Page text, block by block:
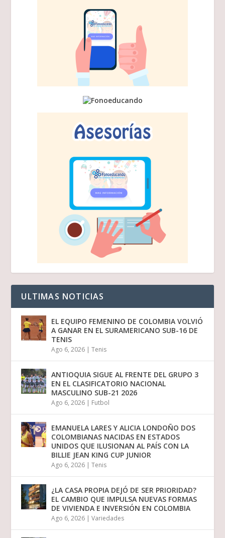
ULTIMAS NOTICIAS
EL EQUIPO FEMENINO DE COLOMBIA VOLVIÓ
A GANAR EN EL SURAMERICANO SUB-16 DE
TENIS
Ago 6, 2026 |Tenis
ANTIOQUIA SIGUE AL FRENTE DEL GRUPO 3
EN EL CLASIFICATORIO NACIONAL
MASCULINO SUB-21 2026
Ago 6, 2026 | Futbol
EMANUELA LARES Y ALICIA LONDOÑO DOS
COLOMBIANAS NACIDAS EN ESTADOS
UNIDOS QUE ILUSIONAN AL PAÍS CON LA
BILLIE JEAN KING CUP JUNIOR
Ago 6, 2026 |Tenis
¿LA CASA PROPIA DEJÓ DE SER PRIORIDAD?
EL CAMBIO QUE IMPULSA NUEVAS FORMAS
DE VIVIENDA E INVERSIÓN EN COLOMBIA
Ago 6, 2026 |Variedades